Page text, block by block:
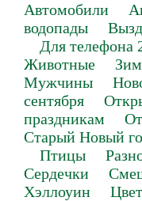
Автомобили
водопады
Для телефона
Животные
Мужчины
сентября
праздникам
Старый Новый
Птицы
Сердечки
Хэллоуин